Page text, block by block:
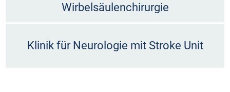
Wirbelsäulenchirurgie
Klinik für Neurologie mit Stroke Unit